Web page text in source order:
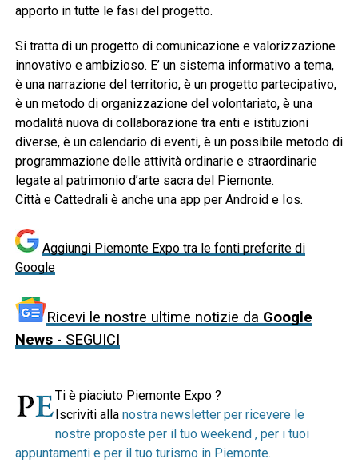
apporto in tutte le fasi del progetto.
Si tratta di un progetto di comunicazione e valorizzazione
innovativo e ambizioso. E’ un sistema informativo a tema,
è una narrazione del territorio, è un progetto partecipativo,
è un metodo di organizzazione del volontariato, è una
modalità nuova di collaborazione tra enti e istituzioni
diverse, è un calendario di eventi, è un possibile metodo di
programmazione delle attività ordinarie e straordinarie
legate al patrimonio d’arte sacra del Piemonte.
Città e Cattedrali è anche una app per Android e Ios.
Aggiungi Piemonte Expo tra le fonti preferite di
Google
Ricevi le nostre ultime notizie da Google
News- SEGUICI
Ti è piaciuto Piemonte Expo ?
Iscriviti alla nostra newsletter per ricevere le
nostre proposte per il tuo weekend , per i tuoi
appuntamenti e per il tuo turismo in Piemonte.